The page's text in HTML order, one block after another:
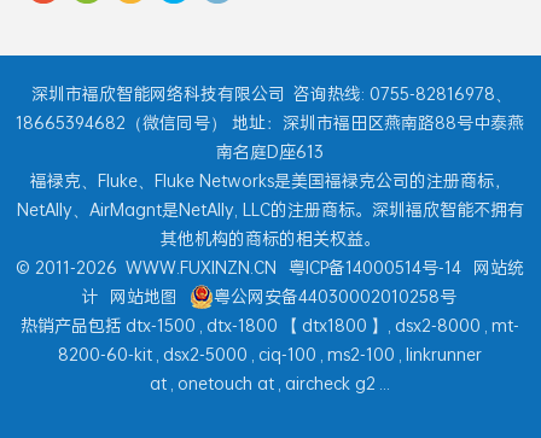
深圳市福欣智能网络科技有限公司 咨询热线: 0755-82816978、
18665394682（微信同号） 地址：深圳市福田区燕南路88号中泰燕
南名庭D座613
福禄克、Fluke、Fluke Networks是美国福禄克公司的注册商标，
NetAlly、AirMagnt是NetAlly, LLC的注册商标。深圳福欣智能不拥有
其他机构的商标的相关权益。
© 2011-2026 WWW.FUXINZN.CN 粤ICP备14000514号-14 网站统
计 网站地图
粤公网安备44030002010258号
热销产品包括 dtx-1500 , dtx-1800 【 dtx1800 】, dsx2-8000 , mt-
8200-60-kit , dsx2-5000 , ciq-100 , ms2-100 , linkrunner
at , onetouch at , aircheck g2 ...